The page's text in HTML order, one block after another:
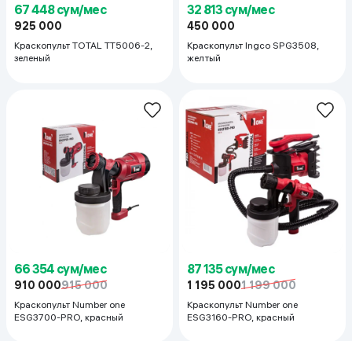
67 448 сум/мес
925 000
Краскопульт TOTAL TT5006-2,
зеленый
32 813 сум/мес
450 000
Краскопульт Ingco SPG3508,
желтый
66 354 сум/мес
910 000915 000
Краскопульт Number one
ESG3700-PRO, красный
87 135 сум/мес
1 195 0001 199 000
Краскопульт Number one
ESG3160-PRO, красный